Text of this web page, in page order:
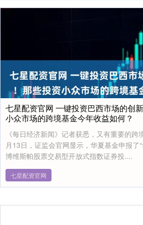
七星配资官网 一键投资巴西市场的创
小众市场的跨境基金今年收益如何？
《每日经济新闻》记者获悉，又有重要的
月13日，证监会官网显示，华夏基金申报了
博维斯帕股票交易型开放式指数证券投....
七星配资官网